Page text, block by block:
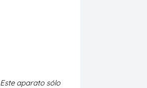
Este aparato sólo